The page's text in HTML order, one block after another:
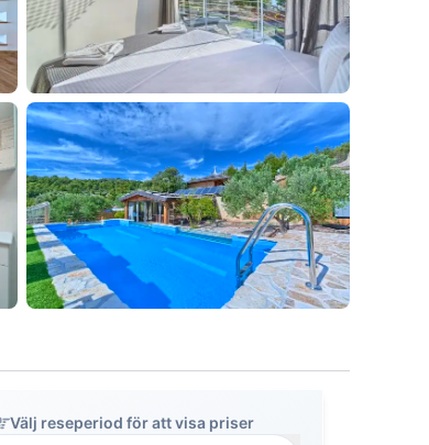
Välj reseperiod för att visa priser